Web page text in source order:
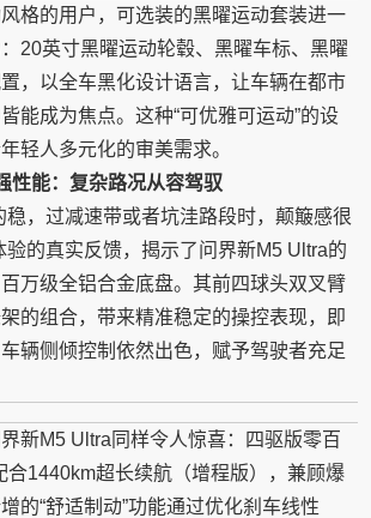
格的用户，可选装的黑曜运动套装进一
20英寸黑曜运动轮毂、黑曜车标、黑曜
，以全车黑化设计语言，让车辆在都市
能成为焦点。这种“可优雅可运动”的设
轻人多元化的审美需求。
性能：复杂路况从容驾驭
稳，过减速带或者坑洼路段时，颠簸感很
验的真实反馈，揭示了问界新M5 Ultra的
万级全铝合金底盘。其前四球头双叉臂
的组合，带来精准稳定的操控表现，即
辆侧倾控制依然出色，赋予驾驶者充足
新M5 Ultra同样令人惊喜：四驱版零百
合1440km超长续航（增程版），兼顾爆
的“舒适制动”功能通过优化刹车线性